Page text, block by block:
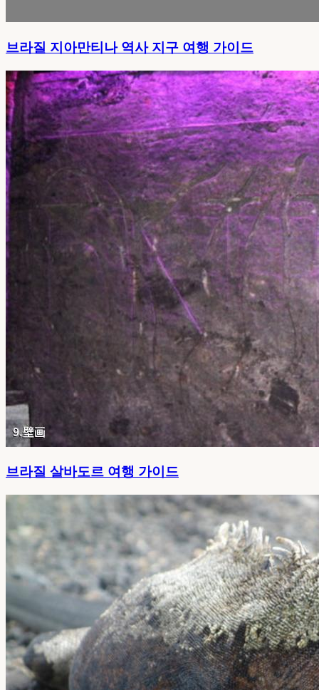
브라질 지아만티나 역사 지구 여행 가이드
브라질 살바도르 여행 가이드